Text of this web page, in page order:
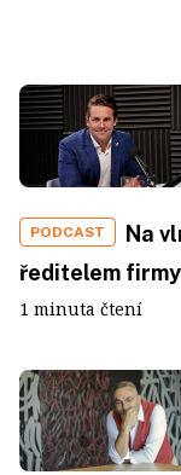
PODCAST
Na
ředitelem firmy
1 minuta čtení